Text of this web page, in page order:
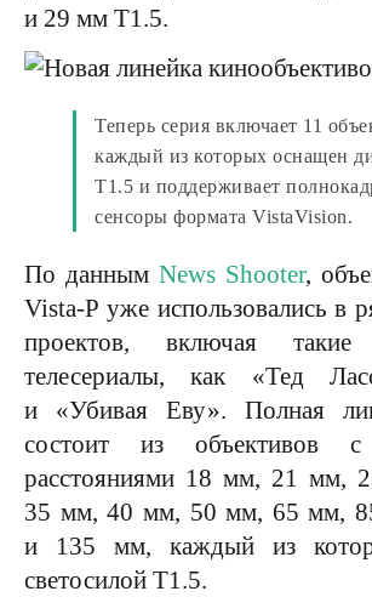
и 29 мм T1.5.
Теперь серия включает 11
каждый из которых оснащен
T1.5 и поддерживает
сенсоры формата VistaVision.
По данным News Shooter,
Vista-P уже использовались в
проектов, включая такие
телесериалы, как «Тед
и «Убивая Еву». Полная
состоит из объективов
расстояниями 18 мм, 21 мм,
35 мм, 40 мм, 50 мм, 65 мм,
и 135 мм, каждый из
светосилой T1.5.